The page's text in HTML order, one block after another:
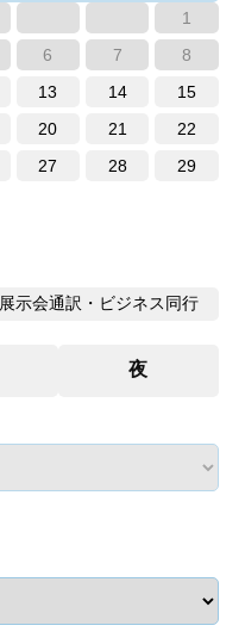
1
6 7
8
13 14
15
20 21
22
27 28
29
展示会通訳・ビジネス同行